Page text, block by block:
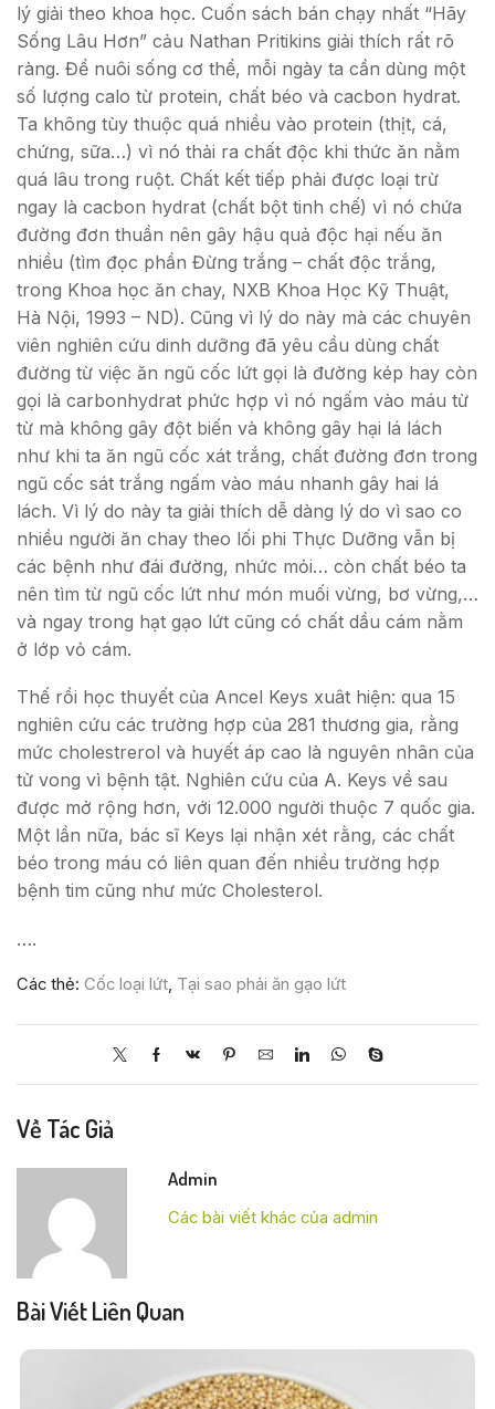
lý giải theo khoa học. Cuốn sách bán chạy nhất “Hãy
Sống Lâu Hơn” cảu Nathan Pritikins giải thích rất rõ
ràng. Để nuôi sống cơ thể, mỗi ngày ta cần dùng một
số lượng calo từ protein, chất béo và cacbon hydrat.
Ta không tùy thuộc quá nhiều vào protein (thịt, cá,
chứng, sữa…) vì nó thải ra chất độc khi thức ăn nằm
quá lâu trong ruột. Chất kết tiếp phải được loại trừ
ngay là cacbon hydrat (chất bột tinh chế) vì nó chứa
đường đơn thuần nên gây hậu quả độc hại nếu ăn
nhiều (tìm đọc phần Đừng trắng – chất độc trắng,
trong Khoa học ăn chay, NXB Khoa Học Kỹ Thuật,
Hà Nội, 1993 – ND). Cũng vì lý do này mà các chuyên
viên nghiên cứu dinh dưỡng đã yêu cầu dùng chất
đường từ việc ăn ngũ cốc lứt gọi là đường kép hay còn
gọi là carbonhydrat phức hợp vì nó ngấm vào máu từ
từ mà không gây đột biến và không gây hại lá lách
như khi ta ăn ngũ cốc xát trắng, chất đường đơn trong
ngũ cốc sát trắng ngấm vào máu nhanh gây hai lá
lách. Vì lý do này ta giải thích dễ dàng lý do vì sao co
nhiều người ăn chay theo lối phi Thực Dưỡng vẫn bị
các bệnh như đái đường, nhức mỏi… còn chất béo ta
nên tìm từ ngũ cốc lứt như món muối vừng, bơ vừng,…
và ngay trong hạt gạo lứt cũng có chất dầu cám nằm
ở lớp vỏ cám.
Thế rồi học thuyết của Ancel Keys xuât hiện: qua 15
nghiên cứu các trường hợp của 281 thương gia, rằng
mức cholestrerol và huyết áp cao là nguyên nhân của
tử vong vì bệnh tật. Nghiên cứu của A. Keys về sau
được mở rộng hơn, với 12.000 người thuộc 7 quốc gia.
Một lần nữa, bác sĩ Keys lại nhận xét rằng, các chất
béo trong máu có liên quan đến nhiều trường hợp
bệnh tim cũng như mức Cholesterol.
….
Các thẻ: Cốc loại lứt, Tại sao phải ăn gạo lứt
Về Tác Giả
Admin
Các bài viết khác của admin
Bài Viết Liên Quan